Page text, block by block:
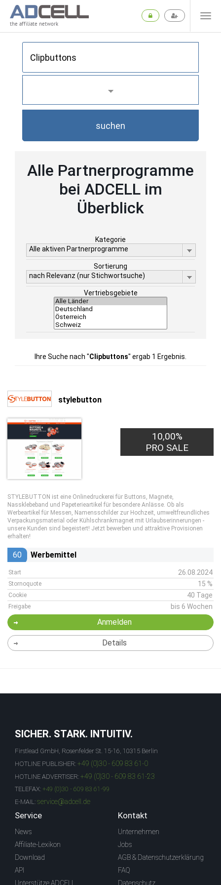
the affiliate network
suchen
Alle Partnerprogramme
bei ADCELL im
Überblick
Kategorie
Alle aktiven Partnerprogramme
Sortierung
nach Relevanz (nur Stichwortsuche)
Vertriebsgebiete
Ihre Suche nach "Clipbuttons" ergab 1 Ergebnis.
stylebutton
10,00%
PRO SALE
STYLEBUTTON ist eine Onlinedruckerei für Buttons, Magnete,
Nassklebeband und Papeterieartikel für besondere Anlässe. Ob als
Werbeartikel für Messen, Namensschilder zur Hochzeit, umweltfreundliches
Verpackungsmaterial oder Kühlschrankmagnet mit Urlaubserinnerungen -
unsere Kunden sind begeistert! Jetzt bewerben und attraktive Provisionen
erhalten!
60 Werbemittel
Start 26.08.2024
Stornoquote 15 %
Cookie 40 Tage
Freigabe bis 6 Wochen
Anmelden
Details
SICHER. STARK. INTUITIV.
Firstlead GmbH, Rosenfelder St. 15-16, 10315 Berlin
HOTLINE PUBLISHER: +49 (0)30 - 609 83 61-0
HOTLINE ADVERTISER: +49 (0)30 - 609 83 61-23
TELEFAX: +49 (0)30 - 609 83 61-99
E-MAIL: service@adcell.de
Service
News
Affiliate-Lexikon
Download
API
Unterstütze ADCELL
Kontakt
Unternehmen
Jobs
AGB & Datenschutzerklärung
FAQ
Datenschutz